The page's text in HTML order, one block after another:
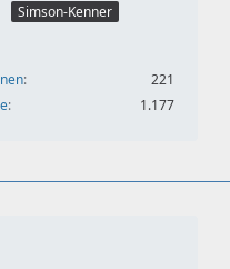
Simson-Kenner
221
1.177